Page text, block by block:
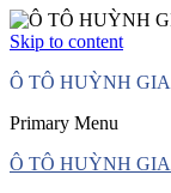
Skip to content
Ô TÔ HUỲNH GIA
Primary Menu
Ô TÔ HUỲNH